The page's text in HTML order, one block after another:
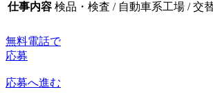
仕事内容 検品・検査 / 自動車系工場 / 交
無料電話で
応募
応募へ進む